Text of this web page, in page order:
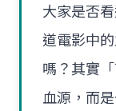
大家是否
道電影中
嗎？其實
血源，而